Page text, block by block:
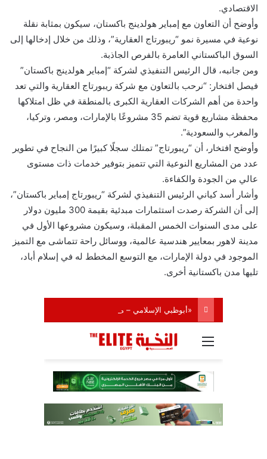
الاقتصادي.
وأوضح أن التعاون مع إمباير هولدينج باكستان، سيكون بمثابة نقلة
نوعية في مسيرة نمو “ريبورتاج العقارية”، وذلك من خلال إدخالها إلى
السوق الباكستاني العامرة بالفرص الجاذبة.
ومن جانبه، قال الرئيس التنفيذي لشركة “إمباير هولدينج باكستان”
فيصل افتخار: “نرحب بالتعاون مع شركة ريبورتاج العقارية والتي تعد
واحدة من أهم الشركات العقارية الكبرى بالمنطقة في ظل امتلاكها
محفظة مشاريع قوية تضم 35 مشروعًا بالإمارات، ومصر، وتركيا،
والمغرب والسعودية”.
وأوضح افتخار، أن “ريبورتاج” تمتلك سجلًا كبيرًا من النجاح في تطوير
عدد من المشاريع النوعية التي تتميز بتوفير خدمات ذات مستوى
عالي من الجودة والكفاءة.
وأشار أسد كياني الرئيس التنفيذي لشركة “ريبورتاج إمباير باكستان”،
إلى أن الشركة رصدت استثمارات مبدئية بقيمة 300 مليون دولار
على مدى السنوات الخمس المقبلة، وسيكون مشروعها الأول في
مدينة لاهور بمعايير هندسية عالمية، ووسائل راحة تتماشى مع التميز
الموجود في دولة الإمارات، مع التوسع المخطط له في إسلام أباد،
تليها مدن باكستانية أخرى.